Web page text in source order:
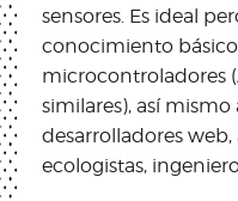
sensores. Es ideal
conocimiento
microcontroladores
similares), así mismo
desarrolladores
ecologistas,